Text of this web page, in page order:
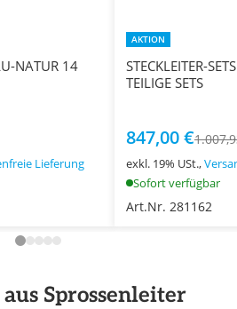
NATUR 14
Lieferung
AKTION
STECKLEITER-
TEILIGE SETS
847,00 €
exkl. 19% USt.,
Sofort verfügbar
Art.Nr. 281162
Sprossenleiter